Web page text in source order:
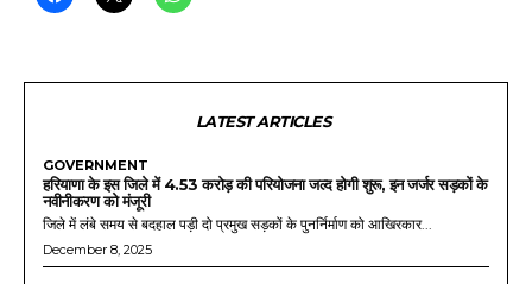
LATEST ARTICLES
GOVERNMENT
हरियाणा के इस जिले में 4.53 करोड़ की परियोजना जल्द होगी शुरू, इन जर्जर सड़कों के
नवीनीकरण को मंजूरी
जिले में लंबे समय से बदहाल पड़ी दो प्रमुख सड़कों के पुनर्निर्माण को आखिरकार...
December 8, 2025